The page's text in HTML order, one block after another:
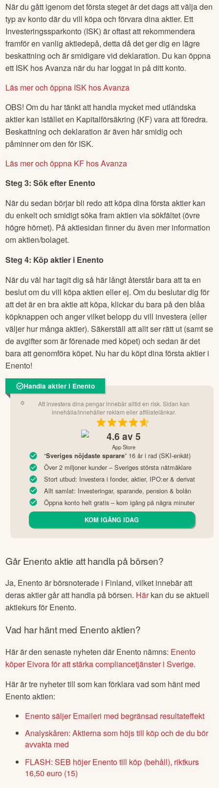
När du gått igenom det första steget är det dags att välja den
typ av konto där du vill köpa och förvara dina aktier. Ett
Investeringssparkonto (ISK) är oftast att rekommendera
framför en vanlig aktiedepå, detta då det ger dig en lägre
beskattning och är smidigare vid deklaration. Du kan öppna
ett ISK hos Avanza när du har loggat in på ditt konto.
Läs mer och öppna ISK hos Avanza
OBS! Om du har tänkt att handla mycket med utländska
aktier kan istället en Kapitalförsäkring (KF) vara att föredra.
Beskattning och deklaration är även här smidig och
påminner om den för ISK.
Läs mer och öppna KF hos Avanza
Steg 3: Sök efter Enento
När du sedan börjar bli redo att köpa dina första aktier kan
du enkelt och smidigt söka fram aktien via sökfältet (övre
högre hörnet). På aktiesidan finner du även mer information
om aktien/bolaget.
Steg 4: Köp aktier i Enento
När du väl har tagit dig så här långt återstår bara att ta en
beslut om du vill köpa aktien eller ej. Om du beslutar dig för
att det är en bra aktie att köpa, klickar du bara på den blåa
köpknappen och anger vilket belopp du vill investera (eller
väljer hur många aktier). Säkerställ att allt ser rätt ut (samt se
de avgifter som är förenade med köpet) och sedan är det
bara att genomföra köpet. Nu har du köpt dina första aktier i
Enento!
Handla aktier i Enento
Att investera dina pengar innebär alltid en risk. Sidan kan
innehålla/innehåller reklam eller affiliatelänkar.
4.6 av 5
App Store
“Sveriges nöjdaste sparare” 16 år i rad (SKI-enkät)
Över 2 miljoner kunder – Sveriges största nätmäklare
Stort utbud: Investera i fonder, aktier, IPO:er & derivat
Allt samlat: Investeringar, sparande, pension & bolån
Öppna konto helt gratis – kom igång på några minuter
KOM IGÅNG IDAG
GårEnentoaktie att handla på börsen?
Ja, Enento är börsnoterade i Finland, vilket innebär att
deras aktier går att handla på börsen. Härkan du se aktuell
aktiekurs för Enento.
Vad har hänt med Enentoaktien?
Här är den senaste nyheten där Enento nämns: Enento
köper Eivora för att stärka compliancetjänster i Sverige.
Här är tre nyheter till som kan förklara vad som hänt med
Enento aktien:
Enento säljer Emaileri med begränsad resultateffekt
Analyskåren: Aktierna som höjs till köp och de du bör
avvakta med
FLASH: SEB höjer Enento till köp (behåll), riktkurs
16,50 euro (15)